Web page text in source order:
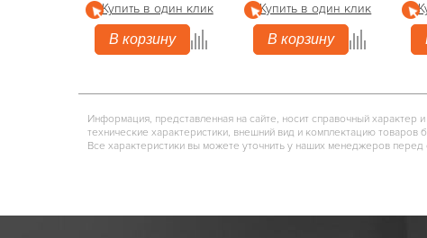
Купить в один клик
В корзину
Купить в один клик
В корзину
Информация, представленная на сайте, носит справочный
технические характеристики, внешний вид и комплектацию товаров
Все характеристики вы можете уточнить у наших менеджеров